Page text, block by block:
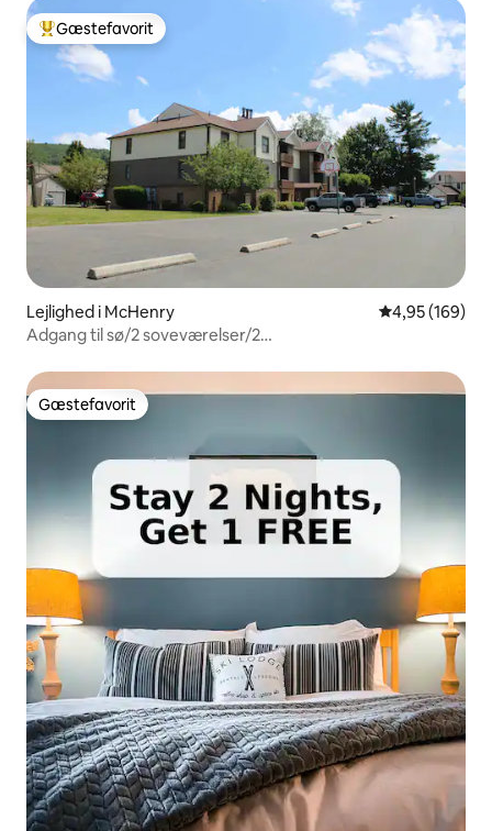
Bedste gæstefavorit
Gæstefavorit
Lejlighed i McHenry 4,95 ud af 5 i
4,95 (169)
Adgang til sø/2 soveværelser/2
Gæstefavorit
Gæstefavorit